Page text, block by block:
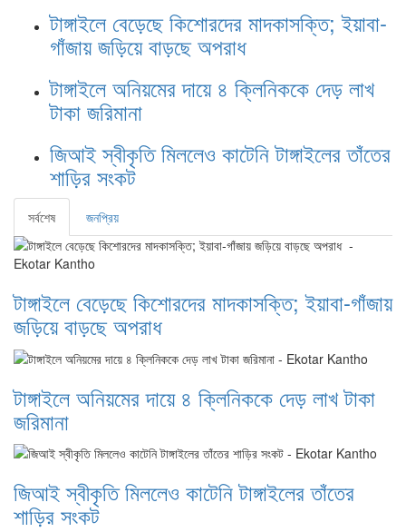
টাঙ্গাইলে বেড়েছে কিশোরদের মাদকাসক্তি; ইয়াবা-
গাঁজায় জড়িয়ে বাড়ছে অপরাধ
টাঙ্গাইলে অনিয়মের দায়ে ৪ ক্লিনিককে দেড় লাখ
টাকা জরিমানা
জিআই স্বীকৃতি মিললেও কাটেনি টাঙ্গাইলের তাঁতের
শাড়ির সংকট
সর্বশেষ জনপ্রিয়
টাঙ্গাইলে বেড়েছে কিশোরদের মাদকাসক্তি; ইয়াবা-গাঁজায়
জড়িয়ে বাড়ছে অপরাধ
টাঙ্গাইলে অনিয়মের দায়ে ৪ ক্লিনিককে দেড় লাখ টাকা
জরিমানা
জিআই স্বীকৃতি মিললেও কাটেনি টাঙ্গাইলের তাঁতের
শাড়ির সংকট